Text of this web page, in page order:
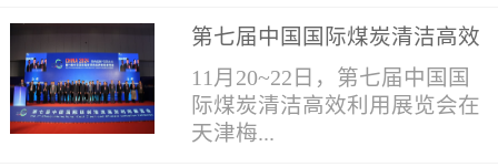
能源融合发展，加快煤炭矿区
新能源资源开发利用，推动构
建传统能源与新能源协调发展
新格局，对夯实能源稳定供应
行金秋送爽，硕果盈枝。2025
年9月6日，陕西延长石油集团
横山魏墙煤业有限公司黄蒿峁
第七届中国国际煤炭清洁高效
利用展览会
11月20~22日，第七届中国国
际煤炭清洁高效利用展览会在
天津梅...